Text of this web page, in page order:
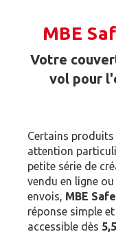
MBE
Votre
vol pour
Certains
attention
petite série de
vendu en ligne
envois, MBE
réponse simple
accessible dès